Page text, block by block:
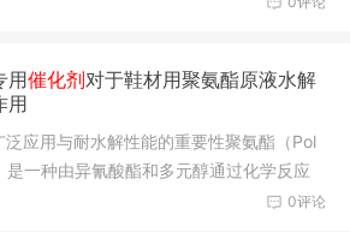
用催化剂对于鞋材用聚氨酯原液水解
用
应用与耐水解性能的重要性聚氨酯（Pol
一种由异氰酸酯和多元醇通过化学反应
0评论